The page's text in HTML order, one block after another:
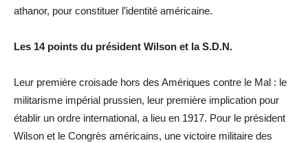
athanor, pour constituer l’identité américaine.
Les 14 points du président Wilson et la S.D.N.
Leur première croisade hors des Amériques contre le Mal : le
militarisme impérial prussien, leur première implication pour
établir un ordre international, a lieu en 1917. Pour le président
Wilson et le Congrès américains, une victoire militaire des